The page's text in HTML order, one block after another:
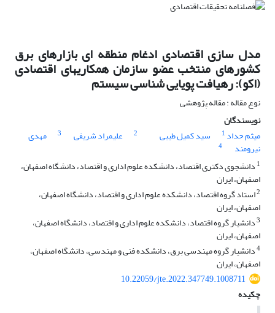
مدل سازی اقتصادی ادغام منطقه ای بازارهای برق
کشورهای منتخب عضو سازمان همکاریهای اقتصادی
(اکو): رهیافت پویایی شناسی سیستم
نوع مقاله : مقاله پژوهشی
نویسندگان
میثم حداد 1 سید کمیل طیبی 2 علیمراد شریفی 3 مهدی
نیرومند
4
1 دانشجوی دکتری اقتصاد، دانشکده علوم اداری و اقتصاد، دانشگاه اصفهان،
اصفهان، ایران
2استاد گروه اقتصاد، دانشکده علوم اداری و اقتصاد، دانشگاه اصفهان،
اصفهان، ایران
3دانشیار گروه اقتصاد، دانشکده علوم اداری و اقتصاد، دانشگاه اصفهان،
اصفهان، ایران
4دانشیار گروه مهندسی برق، دانشکده فنی و مهندسی، دانشگاه اصفهان،
اصفهان، ایران
10.22059/jte.2022.347749.1008711
چکیده